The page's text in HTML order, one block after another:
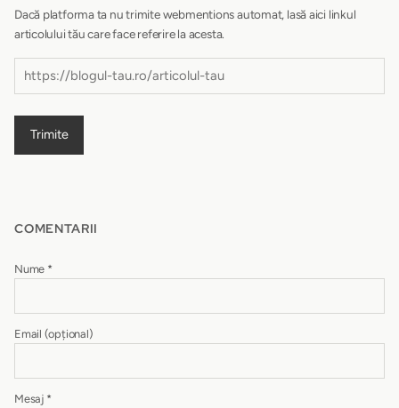
Dacă platforma ta nu trimite webmentions automat, lasă aici linkul
articolului tău care face referire la acesta.
Trimite
COMENTARII
Nume *
Email (opțional)
Mesaj *